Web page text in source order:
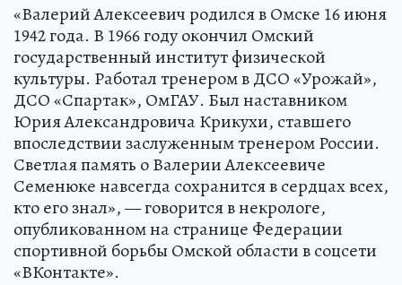
«Валерий Алексеевич родился в Омске 16 июня
1942 года. В 1966 году окончил Омский
государственный институт физической
культуры. Работал тренером в ДСО «Урожай»,
ДСО «Спартак», ОмГАУ. Был наставником
Юрия Александровича Крикухи, ставшего
впоследствии заслуженным тренером России.
Светлая память о Валерии Алексеевиче
Семенюке навсегда сохранится в сердцах всех,
кто его знал», — говорится в некрологе,
опубликованном на странице Федерации
спортивной борьбы Омской области в соцсети
«ВКонтакте».